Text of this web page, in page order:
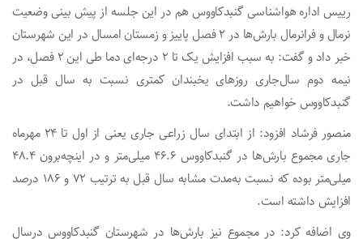
رییس اداره هواشناسی گنبدکاووس هم در این جلسه از پیش بینی وضعیت
نرمال و فرانرمال بارش‌ها در ۲ فصل پاییز و زمستان امسال در این شهرستان
خبر داد و گفت: به سبب افزایش یک تا ۲ درجه‌ای دما طی این ۲ فصل، در
نیمه دوم سال‌جاری روزهای یخبندان کمتری نسبت به سال قبل در
گنبدکاووس خواهیم داشت.
منصور فرشاد افزود: از ابتدای سال زراعی جاری یعنی از اول تا ۲۴ مهرماه
جاری مجموع بارش‌ها در گنبدکاووس ۴۶.۶ میلی‌متر و در اینچه‌برون ۴۸.۴
میلی‌متر بوده که نسبت به‌مدت مشابه سال قبل به ترتیب ۷۲ و ۱۸۶ درصد
افزایش داشته است.
وی اضافه کرد: در مجموع نیز بارش‌ها در شهرستان گنبدکاووس درسال